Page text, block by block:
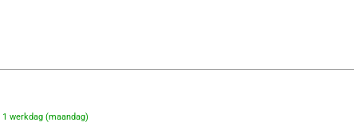
1 werkdag (maandag)